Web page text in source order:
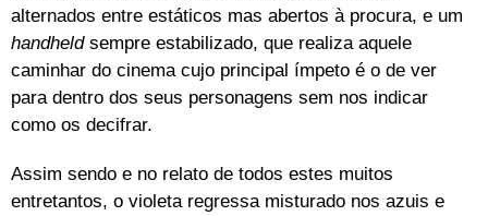
alternados entre estáticos mas abertos à procura, e um
handheld sempre estabilizado, que realiza aquele
caminhar do cinema cujo principal ímpeto é o de ver
para dentro dos seus personagens sem nos indicar
como os decifrar.
Assim sendo e no relato de todos estes muitos
entretantos, o violeta regressa misturado nos azuis e